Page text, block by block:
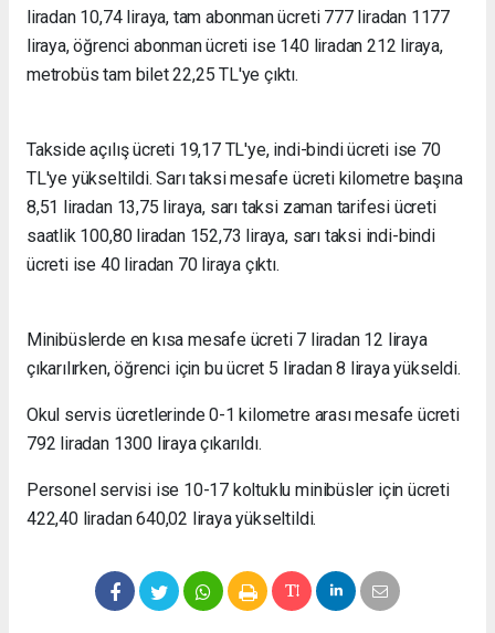
liradan 10,74 liraya, tam abonman ücreti 777 liradan 1177
liraya, öğrenci abonman ücreti ise 140 liradan 212 liraya,
metrobüs tam bilet 22,25 TL'ye çıktı.
Takside açılış ücreti 19,17 TL'ye, indi-bindi ücreti ise 70
TL'ye yükseltildi. Sarı taksi mesafe ücreti kilometre başına
8,51 liradan 13,75 liraya, sarı taksi zaman tarifesi ücreti
saatlik 100,80 liradan 152,73 liraya, sarı taksi indi-bindi
ücreti ise 40 liradan 70 liraya çıktı.
Minibüslerde en kısa mesafe ücreti 7 liradan 12 liraya
çıkarılırken, öğrenci için bu ücret 5 liradan 8 liraya yükseldi.
Okul servis ücretlerinde 0-1 kilometre arası mesafe ücreti
792 liradan 1300 liraya çıkarıldı.
Personel servisi ise 10-17 koltuklu minibüsler için ücreti
422,40 liradan 640,02 liraya yükseltildi.